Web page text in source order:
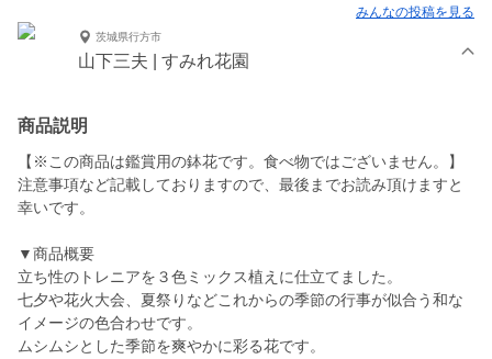
みんなの投稿を見る
茨城県行方市
山下三夫 | すみれ花園
商品説明
【※この商品は鑑賞用の鉢花です。食べ物ではございません。】
注意事項など記載しておりますので、最後までお読み頂けますと
幸いです。
▼商品概要
立ち性のトレニアを３色ミックス植えに仕立てました。
七夕や花火大会、夏祭りなどこれからの季節の行事が似合う和な
イメージの色合わせです。
ムシムシとした季節を爽やかに彩る花です。